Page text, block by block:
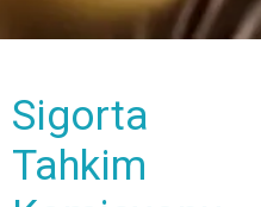
Sigorta
Tahkim